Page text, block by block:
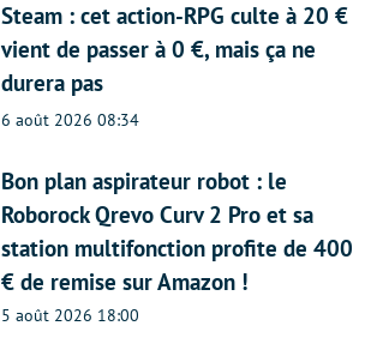
Steam : cet action-RPG culte à 20 €
vient de passer à 0 €, mais ça ne
durera pas
6 août 2026 08:34
Bon plan aspirateur robot : le
Roborock Qrevo Curv 2 Pro et sa
station multifonction profite de 400
€ de remise sur Amazon !
5 août 2026 18:00